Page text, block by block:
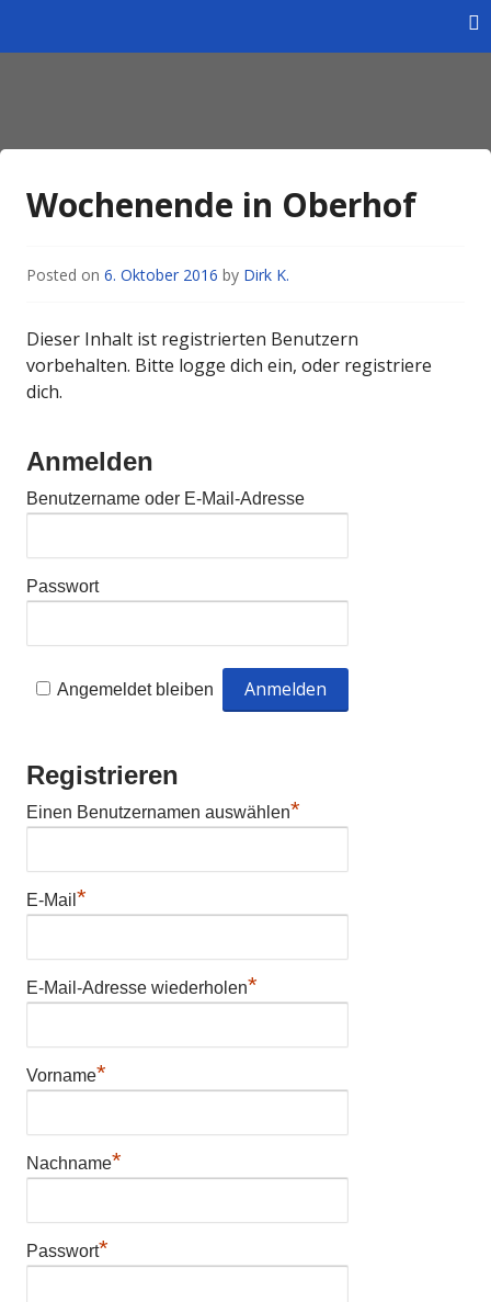
Wintersportverein
Braunschweig e.V.
Wochenende in Oberhof
Posted on 6. Oktober 2016 by Dirk K.
Dieser Inhalt ist registrierten Benutzern
vorbehalten. Bitte logge dich ein, oder registriere
dich.
Anmelden
Benutzername oder E-Mail-Adresse
Passwort
Angemeldet bleiben
Registrieren
Einen Benutzernamen auswählen*
E-Mail *
E-Mail-Adresse wiederholen*
Vorname*
Nachname*
Passwort*